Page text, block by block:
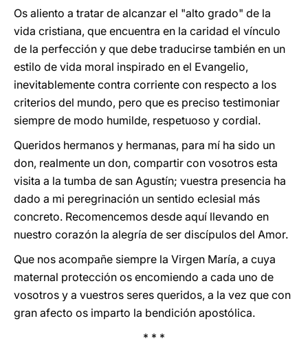
Os aliento a tratar de alcanzar el "alto grado" de la
vida cristiana, que encuentra en la caridad el vínculo
de la perfección y que debe traducirse también en un
estilo de vida moral inspirado en el Evangelio,
inevitablemente contra corriente con respecto a los
criterios del mundo, pero que es preciso testimoniar
siempre de modo humilde, respetuoso y cordial.
Queridos hermanos y hermanas, para mí ha sido un
don, realmente un don, compartir con vosotros esta
visita a la tumba de san Agustín; vuestra presencia ha
dado a mi peregrinación un sentido eclesial más
concreto. Recomencemos desde aquí llevando en
nuestro corazón la alegría de ser discípulos del Amor.
Que nos acompañe siempre la Virgen María, a cuya
maternal protección os encomiendo a cada uno de
vosotros y a vuestros seres queridos, a la vez que con
gran afecto os imparto la bendición apostólica.
* * *